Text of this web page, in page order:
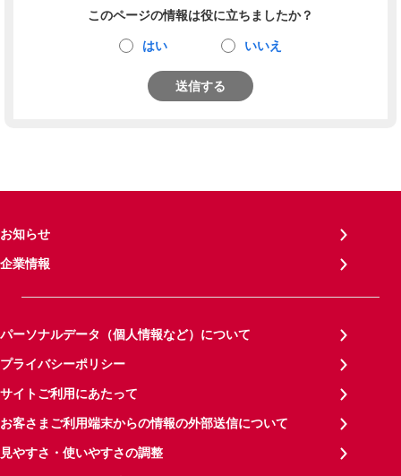
このページの情報は役に立ちましたか？
はい いいえ
送信する
お知らせ
企業情報
パーソナルデータ（個人情報など）について
プライバシーポリシー
サイトご利用にあたって
お客さまご利用端末からの情報の外部送信について
見やすさ・使いやすさの調整